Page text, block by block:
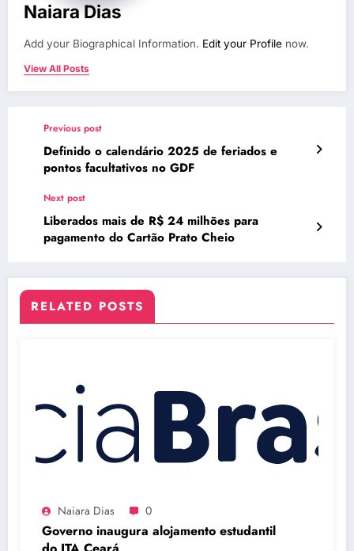
Naiara Dias
Add your Biographical Information. Edit your Profile now.
View All Posts
Previous post
Definido o calendário 2025 de feriados e
pontos facultativos no GDF
Next post
Liberados mais de R$ 24 milhões para
pagamento do Cartão Prato Cheio
RELATED POSTS
Naiara Dias 0
Governo inaugura alojamento estudantil